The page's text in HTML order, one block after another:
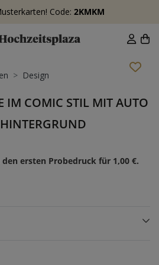
Code: 2KMKM
Design
IM COMIC STIL MIT AUTO
den ersten Probedruck für 1,00 €.